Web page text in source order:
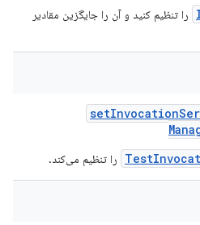
را تنظیم کنید و آن را جایگزین مقادیر
setInvocation
را تنظیم می‌کند.